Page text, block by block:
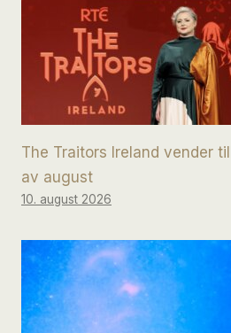
The Traitors Ireland vender
av august
10. august 2026